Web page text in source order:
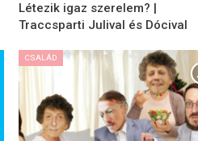
Létezik igaz szerelem? |
Traccsparti Julival és Dócival
CSALÁD